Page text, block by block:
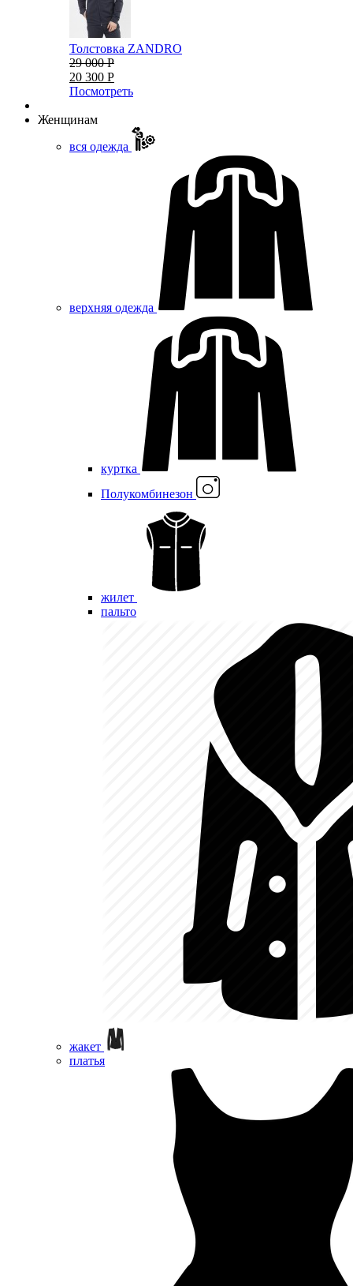
Толстовка ZANDRO
29 000 Р
20 300 Р
Посмотреть
Женщинам
вся одежда
верхняя одежда
куртка
Полукомбинезон
жилет
пальто
жакет
платья